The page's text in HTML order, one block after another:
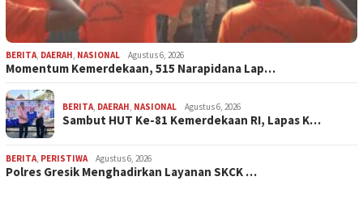
BERITA, DAERAH, NASIONAL Agustus 6, 2026
Momentum Kemerdekaan, 515 Narapidana Lap…
BERITA, DAERAH, NASIONAL Agustus 6, 2026
Sambut HUT Ke-81 Kemerdekaan RI, Lapas K…
BERITA, PERISTIWA Agustus 6, 2026
Polres Gresik Menghadirkan Layanan SKCK …